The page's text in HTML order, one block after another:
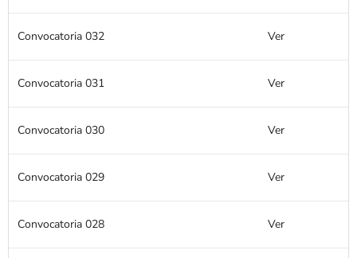
Convocatoria 032 Ver
Convocatoria 031 Ver
Convocatoria 030 Ver
Convocatoria 029 Ver
Convocatoria 028 Ver